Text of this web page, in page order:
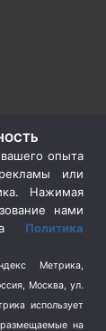
опыта
или
Нажимая
нами
Политика
Метрика,
Москва, ул.
использует
на